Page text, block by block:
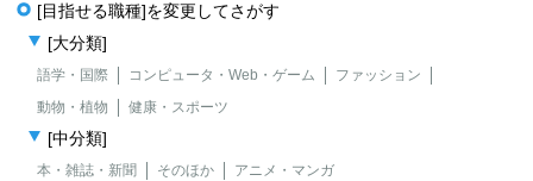
[目指せる職種]を変更してさがす
[大分類]
語学・国際 コンピュータ・Web・ゲーム
ファッション
動物・植物
健康・スポーツ
[中分類]
本・雑誌・新聞 そのほか アニメ・マンガ